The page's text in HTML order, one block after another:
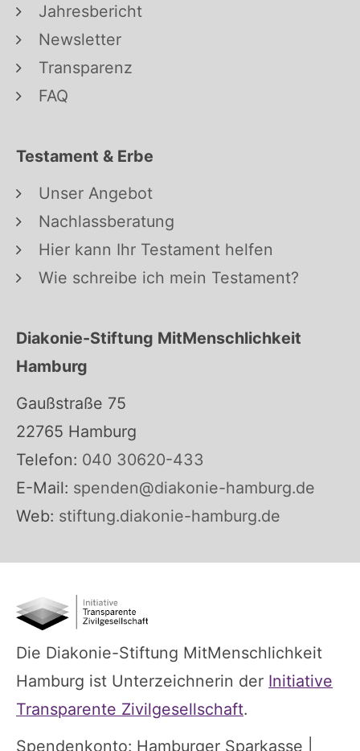
Jahresbericht
Newsletter
Transparenz
FAQ
Testament & Erbe
Unser Angebot
Nachlassberatung
Hier kann Ihr Testament helfen
Wie schreibe ich mein Testament?
Diakonie-Stiftung MitMenschlichkeit
Hamburg
Gaußstraße 75
22765 Hamburg
Telefon: 040 30620-433
E-Mail: spenden@diakonie-hamburg.de
Web: stiftung.diakonie-hamburg.de
Die Diakonie-Stiftung MitMenschlichkeit
Hamburg ist Unterzeichnerin der Initiative
Transparente Zivilgesellschaft.
Spendenkonto: Hamburger Sparkasse |